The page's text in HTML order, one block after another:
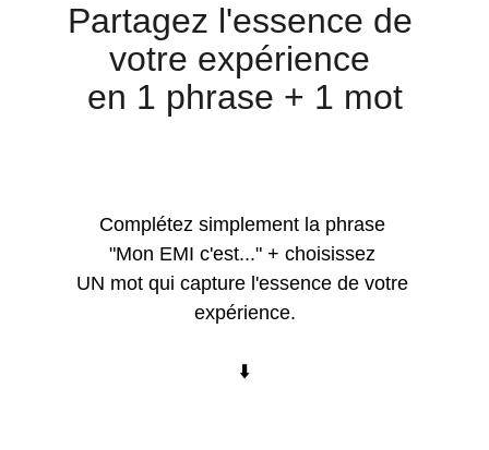
Partagez l'essence de
votre expérience
en 1 phrase + 1 mot
Complétez simplement la phrase
"Mon EMI c'est..." + choisissez
UN mot qui capture l'essence de votre
expérience.
⬇️